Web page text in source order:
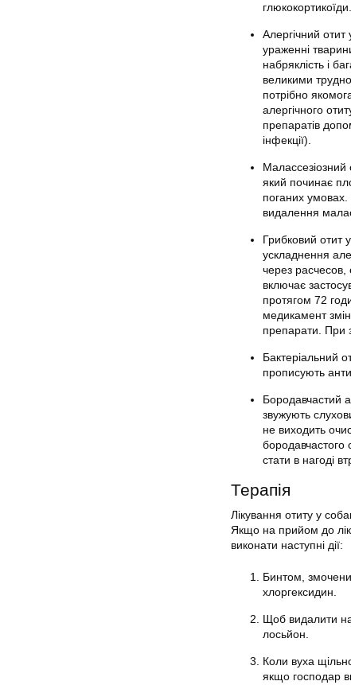
глюкокортикоїди.
Алергічний
ураженні
набряклість і
великими
потрібно
алергічного
препаратів
інфекції).
який починає
поганих
видалення
Грибковий отит
ускладнення
через расчесов,
включає
протягом 72
медикамент
препарати. При
Бактеріальний
прописують
Бородавчастий
звужують
не виходить
бородавчастого
стати в нагоді
Терапія
Лікування отиту у
Якщо на прийом до
виконати наступні дії:
Бинтом,
хлоргексидин.
Щоб видалити
лосьйон.
Коли вуха
якщо господар